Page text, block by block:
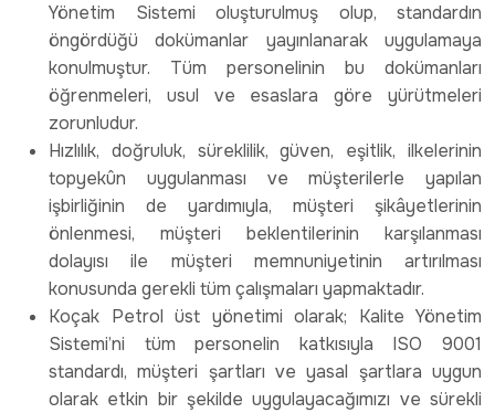
Yönetim Sistemi oluşturulmuş olup, standardın
öngördüğü dokümanlar yayınlanarak uygulamaya
konulmuştur. Tüm personelinin bu dokümanları
öğrenmeleri, usul ve esaslara göre yürütmeleri
zorunludur.
Hızlılık, doğruluk, süreklilik, güven, eşitlik, ilkelerinin
topyekûn uygulanması ve müşterilerle yapılan
işbirliğinin de yardımıyla, müşteri şikâyetlerinin
önlenmesi, müşteri beklentilerinin karşılanması
dolayısı ile müşteri memnuniyetinin artırılması
konusunda gerekli tüm çalışmaları yapmaktadır.
Koçak Petrol üst yönetimi olarak; Kalite Yönetim
Sistemi’ni tüm personelin katkısıyla ISO 9001
standardı, müşteri şartları ve yasal şartlara uygun
olarak etkin bir şekilde uygulayacağımızı ve sürekli